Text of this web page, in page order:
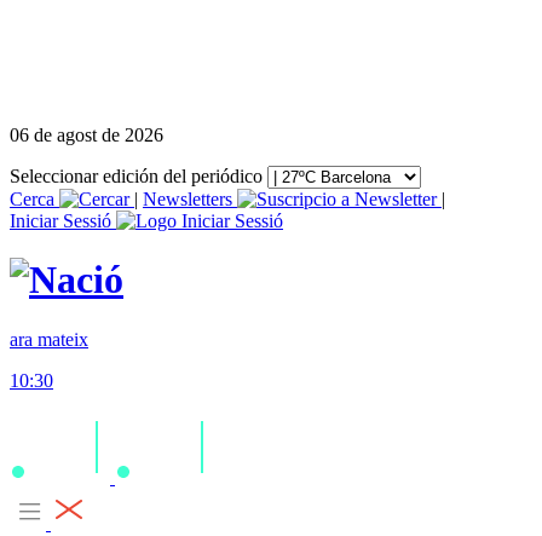
06 de agost de 2026
Seleccionar edición del periódico
Cerca
| Newsletters
|
Iniciar Sessió
ara mateix
10:30